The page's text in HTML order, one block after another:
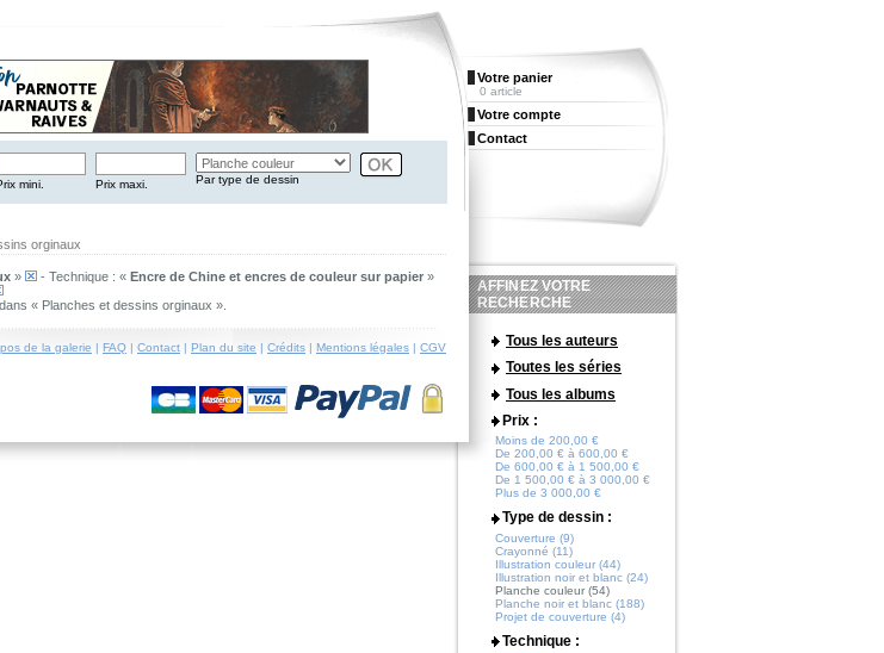
mini. Prix maxi. Par type de dessin
orginaux
» - Technique : « Encre de Chine et encres de couleur sur papier »
« Planches et dessins orginaux ».
de la galerie | FAQ | Contact | Plan du site | Crédits | Mentions légales | CGV
Votre panier
0 article
Votre compte
Contact
AFFINEZ VOTRE
RECHERCHE
Tous les auteurs
Toutes les séries
Tous les albums
Prix :
Moins de 200,00 €
De 200,00 € à 600,00 €
De 600,00 € à 1 500,00 €
De 1 500,00 € à 3 000,00 €
Plus de 3 000,00 €
Type de dessin :
Couverture (9)
Crayonné (11)
Illustration couleur (44)
Illustration noir et blanc (24)
Planche couleur (54)
Planche noir et blanc (188)
Projet de couverture (4)
Technique :